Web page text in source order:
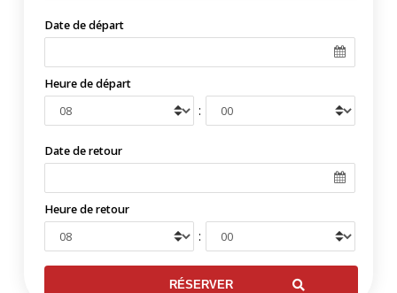
Date de départ
Heure de départ
:
Date de retour
Heure de retour
: